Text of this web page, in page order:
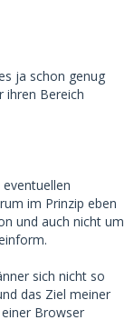
ja schon genug
ihren Bereich
im Prinzip eben
und auch nicht um
sich nicht so
das Ziel meiner
Browser